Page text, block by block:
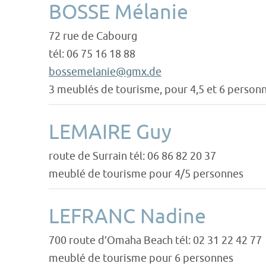
BOSSE Mélanie
72 rue de Cabourg
tél: 06 75 16 18 88
bossemelanie@gmx.de
3 meublés de tourisme, pour 4,5 et 6
LEMAIRE Guy
route de Surrain tél: 06 86 82 20 37
meublé de tourisme pour 4/5 personnes
LEFRANC Nadine
700 route d’Omaha Beach tél: 02 31 22 42 77
meublé de tourisme pour 6 personnes